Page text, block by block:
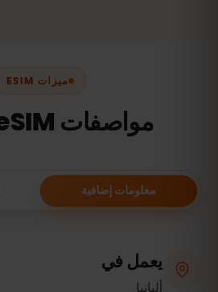
ميزات ESIM
مواصفات eSIM لـ
معلومات إضافية
يعمل في
ألبانيا